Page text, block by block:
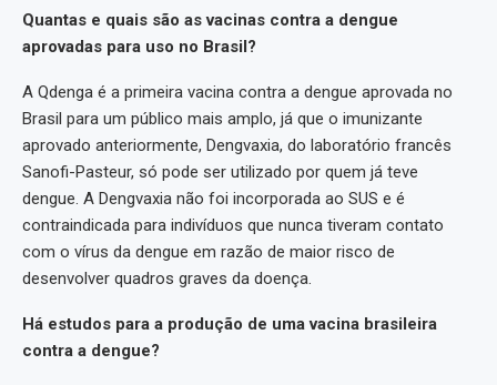
Quantas e quais são as vacinas contra a dengue
aprovadas para uso no Brasil?
A Qdenga é a primeira vacina contra a dengue aprovada no
Brasil para um público mais amplo, já que o imunizante
aprovado anteriormente, Dengvaxia, do laboratório francês
Sanofi-Pasteur, só pode ser utilizado por quem já teve
dengue. A Dengvaxia não foi incorporada ao SUS e é
contraindicada para indivíduos que nunca tiveram contato
com o vírus da dengue em razão de maior risco de
desenvolver quadros graves da doença.
Há estudos para a produção de uma vacina brasileira
contra a dengue?